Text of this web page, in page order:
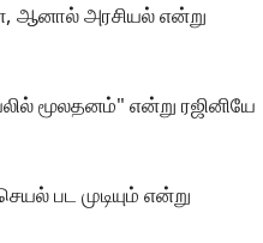
ஆனால் அரசியல் என்று
மூலதனம்" என்று ரஜினியே
பட முடியும் என்று